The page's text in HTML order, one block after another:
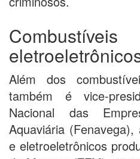
Além dos
também é vice-
Nacional das
Aquaviária
e eletroeletrônicos